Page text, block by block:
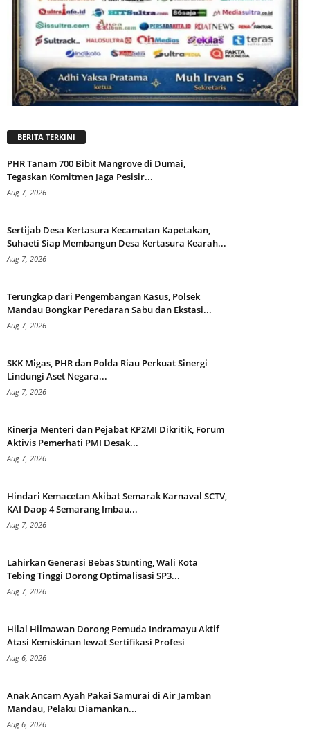
BERITA TERKINI
PHR Tanam 700 Bibit Mangrove di Dumai,
Tegaskan Komitmen Jaga Pesisir...
Aug 7, 2026
Sertijab Desa Kertasura Kecamatan Kapetakan,
Suhaeti Siap Membangun Desa Kertasura Kearah...
Aug 7, 2026
Terungkap dari Pengembangan Kasus, Polsek
Mandau Bongkar Peredaran Sabu dan Ekstasi...
Aug 7, 2026
SKK Migas, PHR dan Polda Riau Perkuat Sinergi
Lindungi Aset Negara...
Aug 7, 2026
Kinerja Menteri dan Pejabat KP2MI Dikritik, Forum
Aktivis Pemerhati PMI Desak...
Aug 7, 2026
Hindari Kemacetan Akibat Semarak Karnaval SCTV,
KAI Daop 4 Semarang Imbau...
Aug 7, 2026
Lahirkan Generasi Bebas Stunting, Wali Kota
Tebing Tinggi Dorong Optimalisasi SP3...
Aug 7, 2026
Hilal Hilmawan Dorong Pemuda Indramayu Aktif
Atasi Kemiskinan lewat Sertifikasi Profesi
Aug 6, 2026
Anak Ancam Ayah Pakai Samurai di Air Jamban
Mandau, Pelaku Diamankan...
Aug 6, 2026